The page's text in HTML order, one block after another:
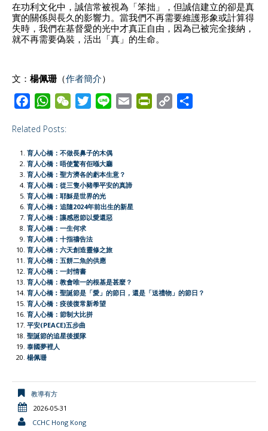
在功利文化中，誠信常被視為「笨拙」，但誠信建立的卻是真
實的關係與長久的影響力。當我們不再需要維護形象或計算得
失時，我們在基督愛的光中才真正自由，因為已被完全接納，
就不再需要偽裝，活出「真」的生命。
文： 楊佩珊 （作者簡介）
c
e
b
o
o
k
W
a
t
s
A
p
p
W
h
a
t
t
t
e
r
e
y
Related Posts:
育人心橋：不做長鼻子的木偶
育人心橋：唔使驚有佢喺大廳
育人心橋：聖方濟各的虧本生意？
育人心橋：從三隻小豬學平安的真諦
育人心橋：耶穌是世界的光
育人心橋︰追隨2024年前出生的新星
育人心橋：讓感恩節以愛還惡
育人心橋：一生何求
育人心橋：十指禱告法
育人心橋：六天創造靈修之旅
育人心橋：五餅二魚的供應
育人心橋：一封情書
育人心橋：教會唯一的根基是甚麼？
育人心橋︰聖誕節是「愛」的節日，還是「送禮物」的節日？
育人心橋：疫後復常新希望
育人心橋：節制大比拼
平安(PEACE)五步曲
聖誕節的追星後援隊
泰國夢裡人
楊佩珊
教導有方
2026-05-31
CCHC Hong Kong